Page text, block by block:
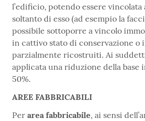
l’edificio, potendo essere
soltanto di esso (ad esempio la
possibile sottoporre a vincolo
in cattivo stato di conservazione o
parzialmente ricostruiti. Ai
applicata una riduzione della base
50%.
AREE FABBRICABILI
Per area fabbricabile, ai sensi